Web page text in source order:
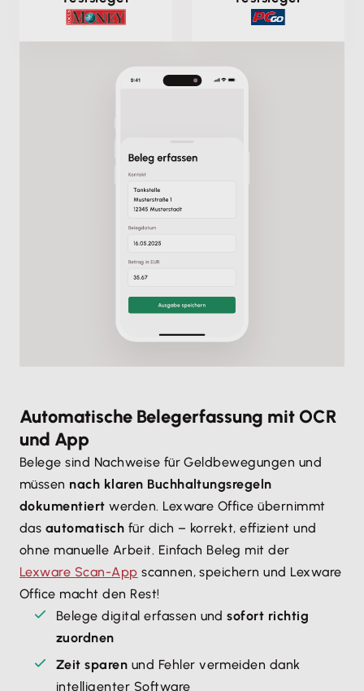
Automatische Belegerfassung mit OCR
und App
Belege sind Nachweise für Geldbewegungen und
müssen nach klaren Buchhaltungsregeln
dokumentiert werden. Lexware Office übernimmt
das automatisch für dich – korrekt, effizient und
ohne manuelle Arbeit. Einfach Beleg mit der
Lexware Scan-App scannen, speichern und Lexware
Office macht den Rest!
Belege digital erfassen undsofort richtig
zuordnen
Zeit sparen und Fehler vermeiden dank
intelligenter Software